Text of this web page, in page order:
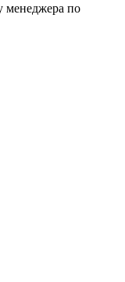
менеджера по